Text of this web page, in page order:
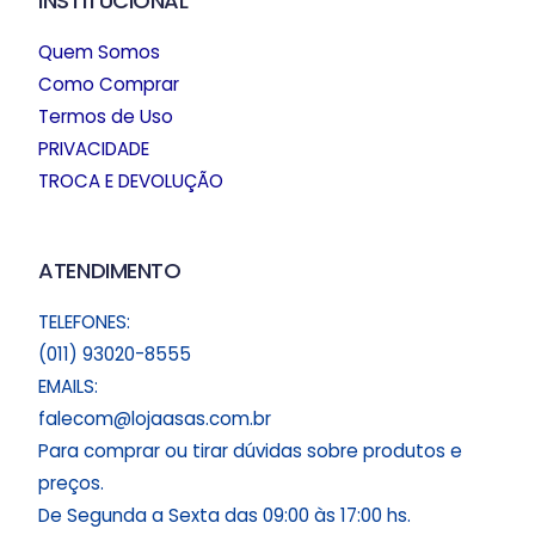
Quem Somos
Como Comprar
Termos de Uso
PRIVACIDADE
TROCA E DEVOLUÇÃO
ATENDIMENTO
TELEFONES:
(011) 93020-8555
EMAILS:
falecom@lojaasas.com.br
Para comprar ou tirar dúvidas sobre produtos e
preços.
De Segunda a Sexta das 09:00 às 17:00 hs.